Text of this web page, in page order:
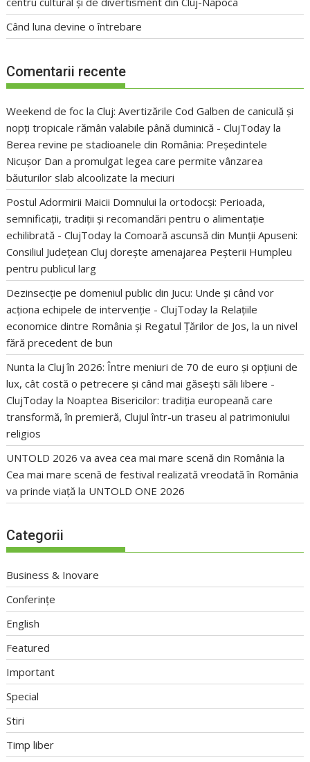
Când luna devine o întrebare
Comentarii recente
Weekend de foc la Cluj: Avertizările Cod Galben de caniculă și
nopți tropicale rămân valabile până duminică - ClujToday la
Berea revine pe stadioanele din România: Președintele
Nicușor Dan a promulgat legea care permite vânzarea
băuturilor slab alcoolizate la meciuri
Postul Adormirii Maicii Domnului la ortodocși: Perioada,
semnificații, tradiții și recomandări pentru o alimentație
echilibrată - ClujToday laComoară ascunsă din Munții Apuseni:
Consiliul Județean Cluj dorește amenajarea Peșterii Humpleu
pentru publicul larg
Dezinsecție pe domeniul public din Jucu: Unde și când vor
acționa echipele de intervenție - ClujToday la Relațiile
economice dintre România și Regatul Țărilor de Jos, la un nivel
fără precedent de bun
Nunta la Cluj în 2026: Între meniuri de 70 de euro și opțiuni de
lux, cât costă o petrecere și când mai găsești săli libere -
ClujToday la Noaptea Bisericilor: tradiția europeană care
transformă, în premieră, Clujul într-un traseu al patrimoniului
religios
UNTOLD 2026 va avea cea mai mare scenă din România la
Cea mai mare scenă de festival realizată vreodată în România
va prinde viață la UNTOLD ONE 2026
Categorii
Business & Inovare
Conferințe
English
Featured
Important
Special
Stiri
Timp liber